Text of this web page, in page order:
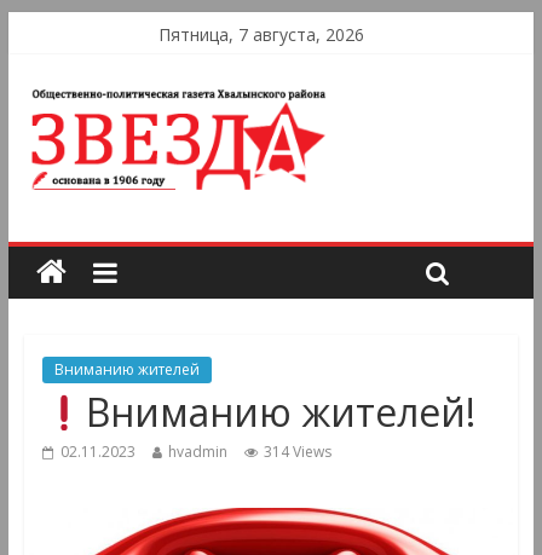
Пятница, 7 августа, 2026
Вниманию жителей
Вниманию жителей!
02.11.2023 hvadmin 314 Views